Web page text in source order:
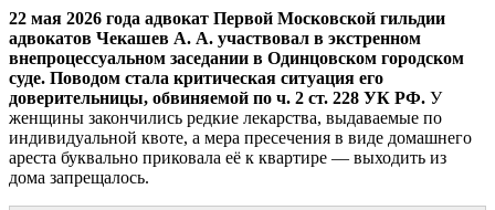
22 мая 2026 года адвокат Первой Московской гильдии
адвокатов Чекашев А. А. участвовал в экстренном
внепроцессуальном заседании в Одинцовском городском
суде. Поводом стала критическая ситуация его
доверительницы, обвиняемой по ч. 2 ст. 228 УК РФ. У
женщины закончились редкие лекарства, выдаваемые по
индивидуальной квоте, а мера пресечения в виде домашнего
ареста буквально приковала её к квартире — выходить из
дома запрещалось.